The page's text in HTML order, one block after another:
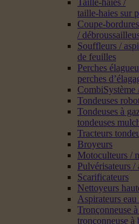
Taille-haies /
taille-haies sur
Coupe-
/
Souffleurs /
de feuilles
Perches
perches
Tondeuses
Tondeuses à
tondeuses
Tracteurs
Broyeurs
Motoculteurs /
Pulvérisateurs /
Scarificateurs
Nettoyeurs
Aspirateurs
Tronçonneuse
tronçonneuse à